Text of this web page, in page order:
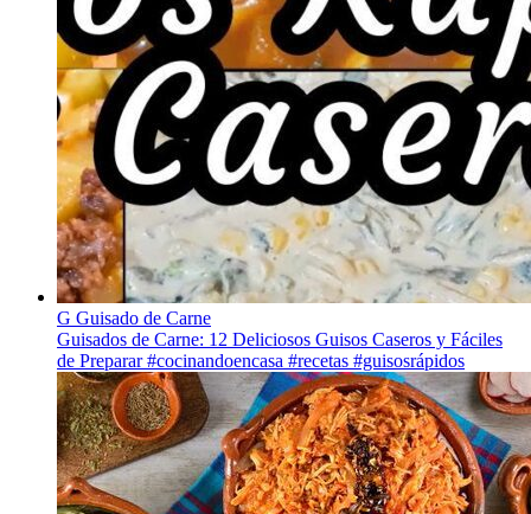
G Guisado de Carne
Guisados de Carne: 12 Deliciosos Guisos Caseros y Fáciles
de Preparar #cocinandoencasa #recetas #guisosrápidos